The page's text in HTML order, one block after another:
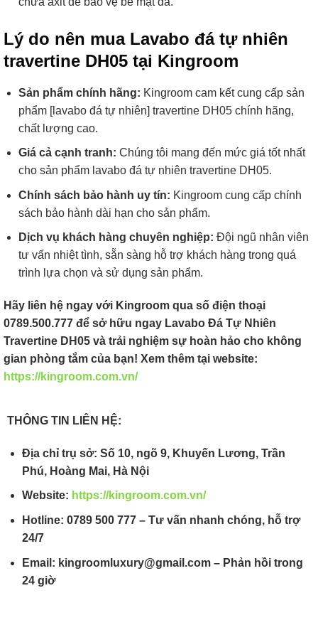
Lý do nên mua Lavabo đá tự nhiên
travertine DH05 tại Kingroom
Sản phẩm chính hãng: Kingroom cam kết cung cấp sản
phẩm [lavabo đá tự nhiên] travertine DH05 chính hãng,
chất lượng cao.
Giá cả cạnh tranh: Chúng tôi mang đến mức giá tốt nhất
cho sản phẩm lavabo đá tự nhiên travertine DH05.
Chính sách bảo hành uy tín: Kingroom cung cấp chính
sách bảo hành dài hạn cho sản phẩm.
Dịch vụ khách hàng chuyên nghiệp: Đội ngũ nhân viên
tư vấn nhiệt tình, sẵn sàng hỗ trợ khách hàng trong quá
trình lựa chọn và sử dụng sản phẩm.
Hãy liên hệ ngay với Kingroom qua số điện thoại
0789.500.777 để sở hữu ngay Lavabo Đá Tự Nhiên
Travertine DH05 và trải nghiệm sự hoàn hảo cho không
gian phòng tắm của bạn! Xem thêm tại website:
https://kingroom.com.vn/
THÔNG TIN LIÊN HỆ:
Địa chỉ trụ sở: Số 10, ngõ 9, Khuyến Lương, Trần
Phú, Hoàng Mai, Hà Nội
Website: https://kingroom.com.vn/
Hotline: 0789 500 777 – Tư vấn nhanh chóng, hỗ trợ
24/7
Email: kingroomluxury@gmail.com – Phản hồi trong
24 giờ